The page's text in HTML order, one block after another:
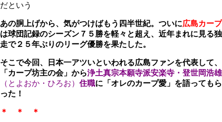
だという
あの胴上げから、気がつけばもう四半世紀。ついに広島カープ
は球団記録のシーズン７５勝を軽々と超え、近年まれに見る独
走で２５年ぶりのリーグ優勝を果たした。
そこで今回、日本一アツいといわれる広島ファンを代表して、
「カープ坊主の会」から浄土真宗本願寺派安楽寺・登世岡浩雄
（とよおか・ひろお） 住職に「オレのカープ愛」を語ってもら
った！
＊ ＊ ＊